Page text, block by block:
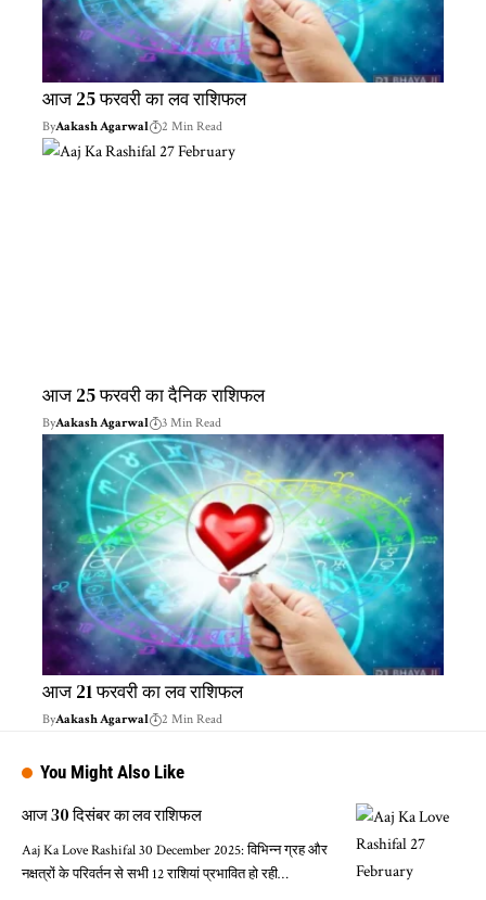
आज 25 फरवरी का लव राशिफल
ByAakash Agarwal 2 Min Read
आज 25 फरवरी का दैनिक राशिफल
ByAakash Agarwal 3 Min Read
आज 21 फरवरी का लव राशिफल
ByAakash Agarwal 2 Min Read
You Might Also Like
आज 30 दिसंबर का लव राशिफल
Aaj Ka Love Rashifal 30 December 2025: विभिन्न ग्रह और
नक्षत्रों के परिवर्तन से सभी 12 राशियां प्रभावित हो रही…